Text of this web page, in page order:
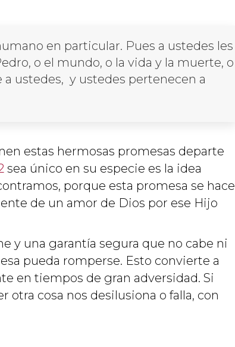
en particular. Pues a ustedes les
o el mundo, o la vida y la muerte, o
ustedes, y ustedes pertenecen a
estas hermosas promesas departe
sea único en su especie es la idea
porque esta promesa se hace
de un amor de Dios por ese Hijo
y una garantía segura que no cabe ni
pueda romperse. Esto convierte a
en tiempos de gran adversidad. Si
otra cosa nos desilusiona o falla, con